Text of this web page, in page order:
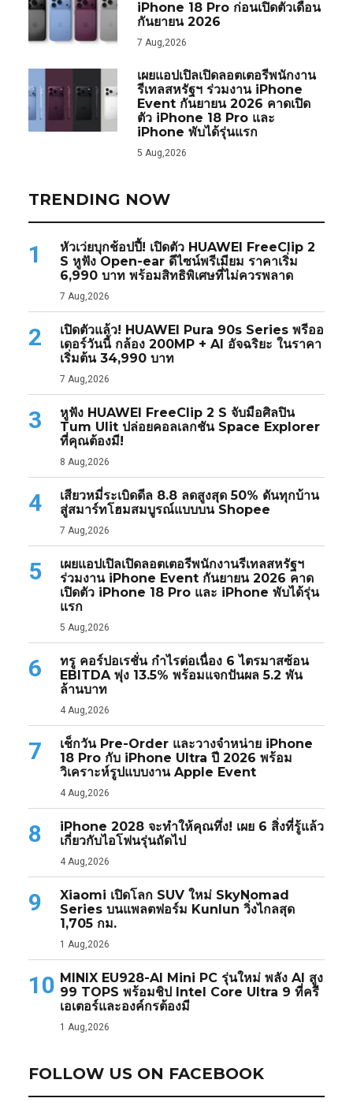
iPhone 18 Pro ก่อนเปิดตัวเดือน
กันยายน 2026
7 Aug,2026
เผยแอปเปิลเปิดลอตเตอรีพนักงาน
รีเทลสหรัฐฯ ร่วมงาน iPhone
Event กันยายน 2026 คาดเปิด
ตัว iPhone 18 Pro และ
iPhone พับได้รุ่นแรก
5 Aug,2026
TRENDING NOW
1
หัวเว่ยบุกช้อปปี้! เปิดตัว HUAWEI FreeClip 2
S หูฟัง Open-ear ดีไซน์พรีเมียม ราคาเริ่ม
6,990 บาท พร้อมสิทธิพิเศษที่ไม่ควรพลาด
7 Aug,2026
2
เปิดตัวแล้ว! HUAWEI Pura 90s Series พรีออ
เดอร์วันนี้ กล้อง 200MP + AI อัจฉริยะ ในราคา
เริ่มต้น 34,990 บาท
7 Aug,2026
3
หูฟัง HUAWEI FreeClip 2 S จับมือศิลปิน
Tum Ulit ปล่อยคอลเลกชัน Space Explorer
ที่คุณต้องมี!
8 Aug,2026
4
เสียวหมี่ระเบิดดีล 8.8 ลดสูงสุด 50% ดันทุกบ้าน
สู่สมาร์ทโฮมสมบูรณ์แบบบน Shopee
7 Aug,2026
5
เผยแอปเปิลเปิดลอตเตอรีพนักงานรีเทลสหรัฐฯ
ร่วมงาน iPhone Event กันยายน 2026 คาด
เปิดตัว iPhone 18 Pro และ iPhone พับได้รุ่น
แรก
5 Aug,2026
6
ทรู คอร์ปอเรชั่น กำไรต่อเนื่อง 6 ไตรมาสซ้อน
EBITDA พุ่ง 13.5% พร้อมแจกปันผล 5.2 พัน
ล้านบาท
4 Aug,2026
7
เช็กวัน Pre-Order และวางจำหน่าย iPhone
18 Pro กับ iPhone Ultra ปี 2026 พร้อม
วิเคราะห์รูปแบบงาน Apple Event
4 Aug,2026
8
iPhone 2028 จะทำให้คุณทึ่ง! เผย 6 สิ่งที่รู้แล้ว
เกี่ยวกับไอโฟนรุ่นถัดไป
4 Aug,2026
9
Xiaomi เปิดโลก SUV ใหม่ SkyNomad
Series บนแพลตฟอร์ม Kunlun วิ่งไกลสุด
1,705 กม.
1 Aug,2026
10 MINIX EU928-AI Mini PC รุ่นใหม่ พลัง AI สูง
99 TOPS พร้อมชิป Intel Core Ultra 9 ที่ครี
เอเตอร์และองค์กรต้องมี
1 Aug,2026
FOLLOW US ON FACEBOOK